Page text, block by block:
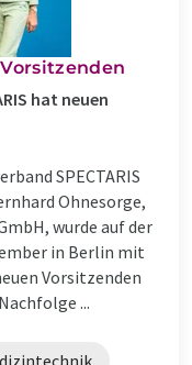
hat neuen
SPECTARIS
Ohnesorge,
wurde auf der
in Berlin mit
Vorsitzenden
...